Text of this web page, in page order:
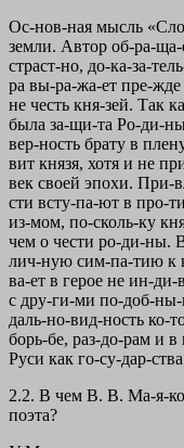
Ос-нов-ная мысль
земли. Автор об-ра-ща-
страст-но, до-ка-за-
ра вы-ра-жа-ет пре-
не честь кня-зей. Так
была за-щи-та Ро-ди-
вер-ность брату в
вит князя, хотя и не
век своей эпохи. При-
сти всту-па-ют в про-
из-мом, по-сколь-ку
чем о чести ро-ди-ны.
лич-ную сим-па-тию к
ва-ет в герое не ин-
с дру-ги-ми по-доб-
даль-но-вид-ность ко-
борь-бе, раз-до-рам и
Руси как го-су-дар-
2.2. В чем В. В. Ма-я-
поэта?